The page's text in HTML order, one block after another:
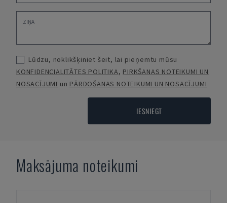
Lūdzu, noklikšķiniet šeit, lai pieņemtu mūsu
KONFIDENCIALITĀTES POLITIKA, PIRKŠANAS NOTEIKUMI UN
NOSACĪJUMI un PĀRDOŠANAS NOTEIKUMI UN NOSACĪJUMI
IESNIEGT
Maksājuma noteikumi